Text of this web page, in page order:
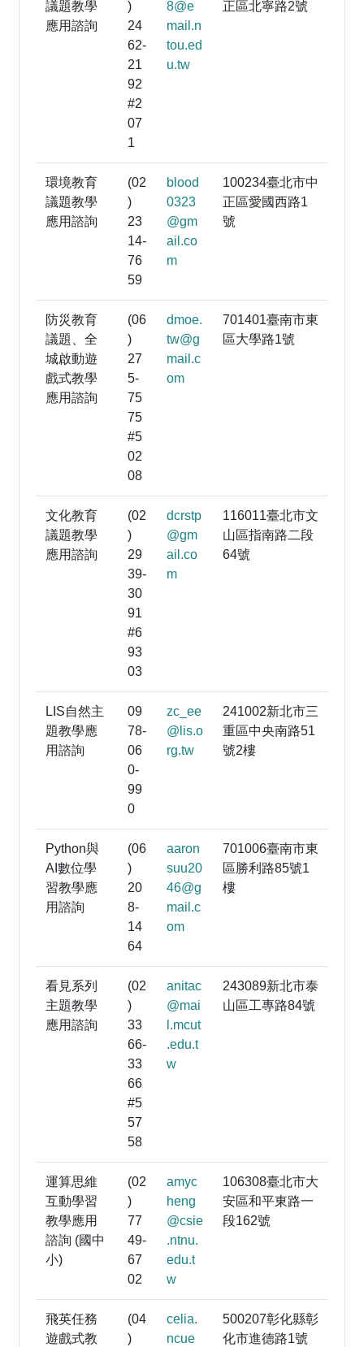
議題教學
應用諮詢
)
24
62-
21
92
#2
07
1
8@e
mail.n
tou.ed
u.tw
正區北寧路2號
環境教育
議題教學
應用諮詢
(02
)
23
14-
76
59
blood
0323
@gm
ail.co
m
100234臺北市中
正區愛國西路1
號
防災教育
議題、全
城啟動遊
戲式教學
應用諮詢
(06
)
27
5-
75
75
#5
02
08
dmoe.
tw@g
mail.c
om
701401臺南市東
區大學路1號
文化教育
議題教學
應用諮詢
(02
)
29
39-
30
91
#6
93
03
dcrstp
@gm
ail.co
m
116011臺北市文
山區指南路二段
64號
LIS自然主
題教學應
用諮詢
09
78-
06
0-
99
0
zc_ee
@lis.o
rg.tw
241002新北市三
重區中央南路51
號2樓
Python與
AI數位學
習教學應
用諮詢
(06
)
20
8-
14
64
aaron
suu20
46@g
mail.c
om
701006臺南市東
區勝利路85號1
樓
看見系列
主題教學
應用諮詢
(02
)
33
66-
33
66
#5
57
58
anitac
@mai
l.mcut
.edu.t
w
243089新北市泰
山區工專路84號
運算思維
互動學習
教學應用
諮詢 (國中
小)
(02
)
77
49-
67
02
amyc
heng
@csie
.ntnu.
edu.t
w
106308臺北市大
安區和平東路一
段162號
飛英任務
遊戲式教
(04
)
celia.
ncue
500207彰化縣彰
化市進德路1號